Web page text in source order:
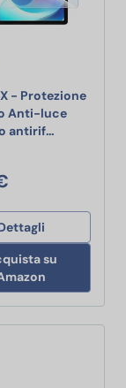
schermo Anti-
- Protezione
Anti-luce
antirif…
su